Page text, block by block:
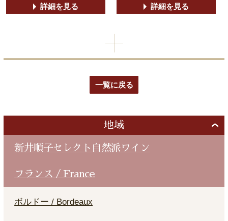
詳細を見る 詳細を見る
一覧に戻る
地域
新井順子セレクト自然派ワイン
フランス / France
ボルドー / Bordeaux